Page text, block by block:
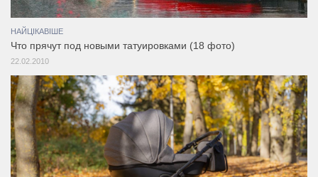
НАЙЦІКАВІШЕ
Что прячут под новыми татуировками (18 фото)
22.02.2010